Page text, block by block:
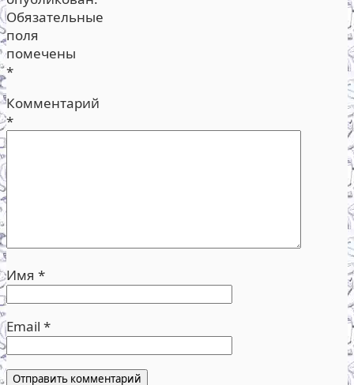
Обязательные
поля
помечены
*
Комментарий
*
Имя *
Email *